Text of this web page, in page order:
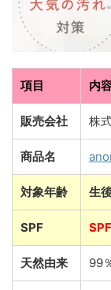
項目 内
販売会社 株
商品名
対象年齢 生
SPF
天然由来 99